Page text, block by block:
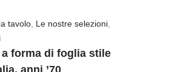
tavolo, Le nostre selezioni,
forma di foglia stile
anni ’70